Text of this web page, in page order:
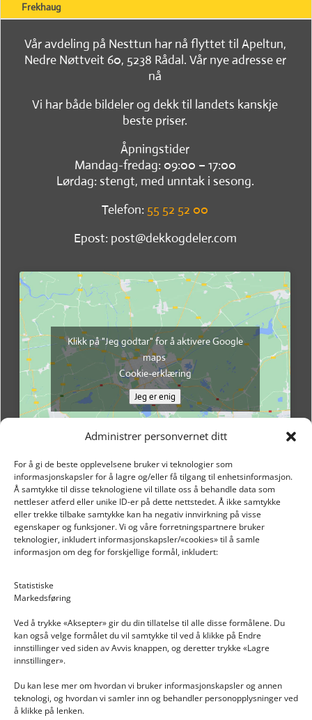
Administrer personvernet ditt
For å gi de beste opplevelsene bruker vi teknologier som
informasjonskapsler for å lagre og/eller få tilgang til enhetsinformasjon.
Å samtykke til disse teknologiene vil tillate oss å behandle data som
nettleser atferd eller unike ID-er på dette nettstedet. Å ikke samtykke
eller trekke tilbake samtykke kan ha negativ innvirkning på visse
egenskaper og funksjoner. Vi og våre forretningspartnere bruker
teknologier, inkludert informasjonskapsler/«cookies» til å samle
informasjon om deg for forskjellige formål, inkludert:
Statistiske
Markedsføring
Ved å trykke «Aksepter» gir du din tillatelse til alle disse formålene. Du
kan også velge formålet du vil samtykke til ved å klikke på Endre
innstillinger ved siden av Avvis knappen, og deretter trykke «Lagre
innstillinger».
Du kan lese mer om hvordan vi bruker informasjonskapsler og annen
teknologi, og hvordan vi samler inn og behandler personopplysninger ved
å klikke på lenken.
Frekhaug
Vår avdeling på Nesttun har nå flyttet til Apeltun,
Nedre Nøttveit 60, 5238 Rådal. Vår nye adresse er
nå
Vi har både bildeler og dekk til landets kanskje
beste priser.
Åpningstider
Mandag-fredag: 09:00 – 17:00
Lørdag: stengt, med unntak i sesong.
Telefon: 55 52 52 00
Epost: post@dekkogdeler.com
Klikk på "Jeg godtar" for å aktivere Google
maps
Cookie-erklæring
Jeg er enig
INFORMASJON